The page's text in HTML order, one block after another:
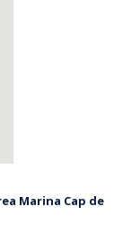
Marina Cap de